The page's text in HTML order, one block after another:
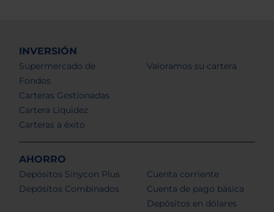
INVERSIÓN
Supermercado de
Fondos
Carteras Gestionadas
Cartera Liquidez
Carteras a éxito
Valoramos su cartera
AHORRO
Depósitos Sinycon Plus
Depósitos Combinados
Cuenta corriente
Cuenta de pago básica
Depósitos en dólares